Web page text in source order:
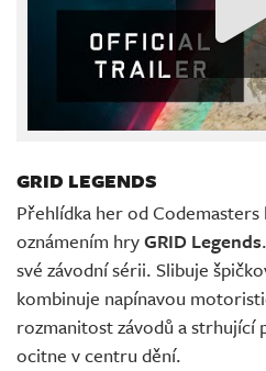
GRID LEGENDS
Přehlídka her od Codemasters
oznámením hryGRID Legends
své závodní sérii. Slibuje
kombinuje napínavou
rozmanitost závodů a strhující
ocitne v centru dění.